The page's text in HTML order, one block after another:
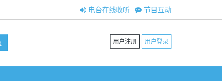
节目互动
电台在线收听
用户注册 用户登录